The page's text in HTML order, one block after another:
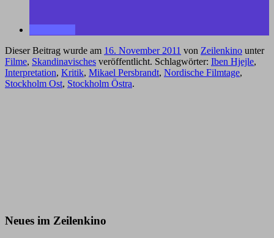
Dieser Beitrag wurde am 16. November 2011 von Zeilenkino unter
Filme, Skandinavisches veröffentlicht. Schlagwörter: Iben Hjejle,
Interpretation, Kritik, Mikael Persbrandt, Nordische Filmtage,
Stockholm Ost, Stockholm Östra.
Neues im Zeilenkino